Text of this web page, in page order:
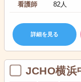
看護師 82人
詳細を見る
JCHO横浜